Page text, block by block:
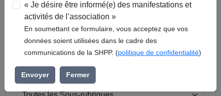
Réinitialiser
Sous-rubrique / Commune :
« Je désire être informé(e) des manifestations et
activités de l’association »
En soumettant ce formulaire, vous acceptez que vos
données soient utilisées dans le cadre des
communications de la SHPP. (politique de confidentialité)
Envoyer Fermer